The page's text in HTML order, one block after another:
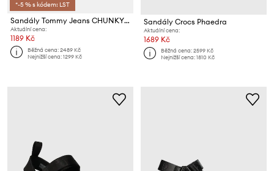
*-5 % s kódem: LST
Sandály Tommy Jeans CHUNKY CITY SANDAL
Aktuální cena:
1189 Kč
Běžná cena:2489 Kč
Nejnižší cena:1299 Kč
Sandály Crocs Phaedra
Aktuální cena:
1689 Kč
Běžná cena:2599 Kč
Nejnižší cena:1810 Kč